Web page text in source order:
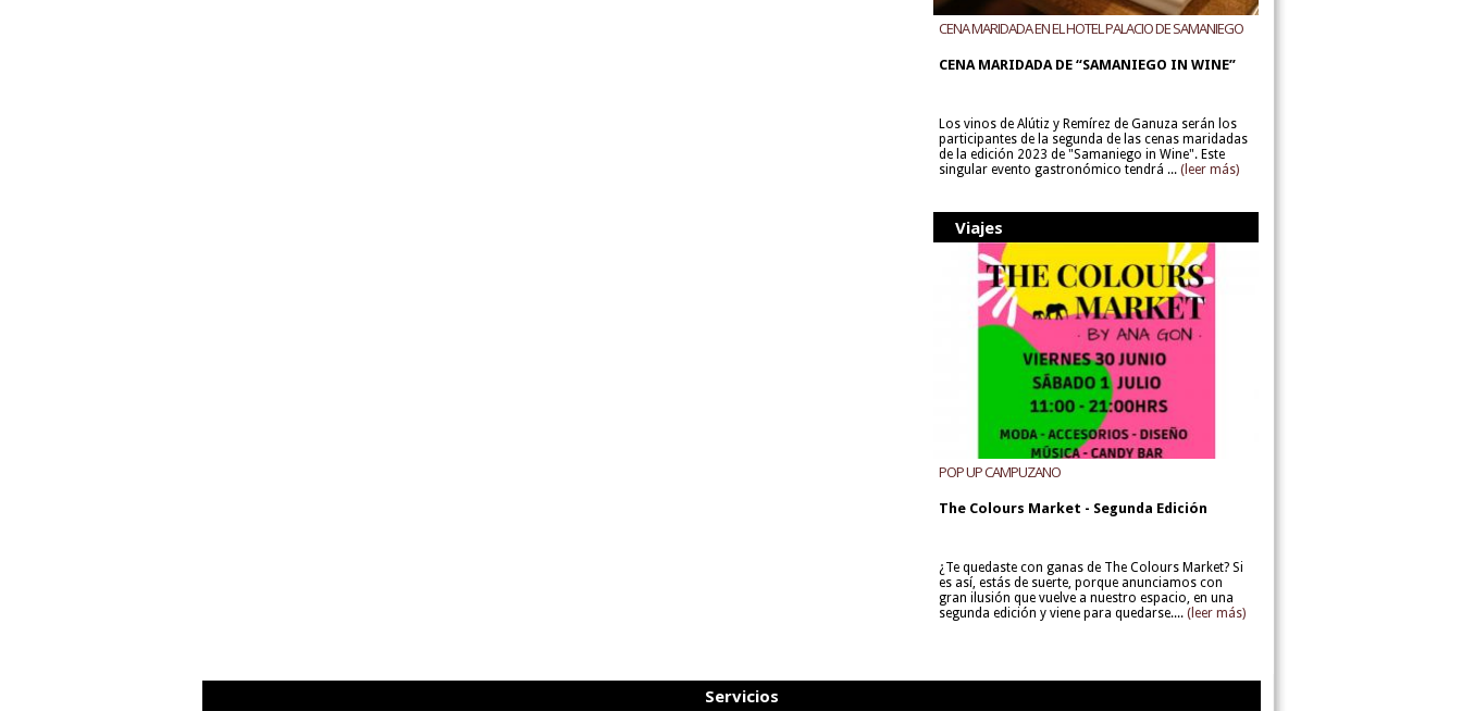
CENA MARIDADA EN EL HOTEL PALACIO DE SAMANIEGO
CENA MARIDADA DE “SAMANIEGO IN WINE”
Los vinos de Alútiz y Remírez de Ganuza serán los
participantes de la segunda de las cenas maridadas
de la edición 2023 de "Samaniego in Wine". Este
singular evento gastronómico tendrá ... (leer más)
Viajes
POP UP CAMPUZANO
The Colours Market - Segunda Edición
¿Te quedaste con ganas de The Colours Market? Si
es así, estás de suerte, porque anunciamos con
gran ilusión que vuelve a nuestro espacio, en una
segunda edición y viene para quedarse.... (leer más)
Servicios